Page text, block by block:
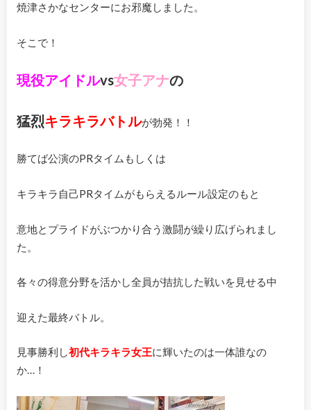
焼津さかなセンターにお邪魔しました。
そこで！
現役アイドルvs女子アナの
猛烈キラキラバトルが勃発！！
勝てば公演のPRタイムもしくは
キラキラ自己PRタイムがもらえるルール設定のもと
意地とプライドがぶつかり合う激闘が繰り広げられまし
た。
各々の得意分野を活かし全員が拮抗した戦いを見せる中
迎えた最終バトル。
見事勝利し初代キラキラ女王に輝いたのは一体誰なの
か…！